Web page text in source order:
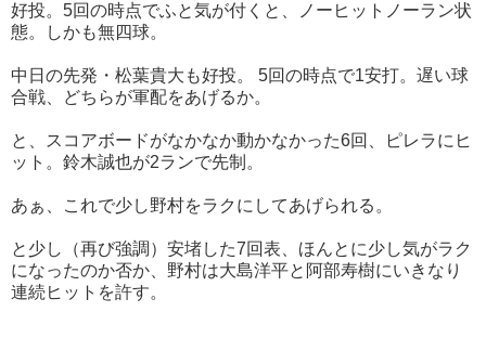
好投。5回の時点でふと気が付くと、ノーヒットノーラン状
態。しかも無四球。
中日の先発・松葉貴大も好投。 5回の時点で1安打。遅い球
合戦、どちらが軍配をあげるか。
と、スコアボードがなかなか動かなかった6回、ピレラにヒ
ット。鈴木誠也が2ランで先制。
あぁ、これで少し野村をラクにしてあげられる。
と少し（再び強調）安堵した7回表、ほんとに少し気がラク
になったのか否か、野村は大島洋平と阿部寿樹にいきなり
連続ヒットを許す。